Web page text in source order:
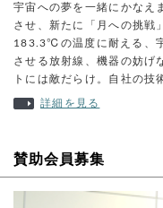
宇宙への夢を一緒にかなえ
させ、新たに「月への挑
183.3℃の温度に耐える、
させる放射線、機器の妨げ
トには敵だらけ。自社の技
詳細を見る
賛助会員募集